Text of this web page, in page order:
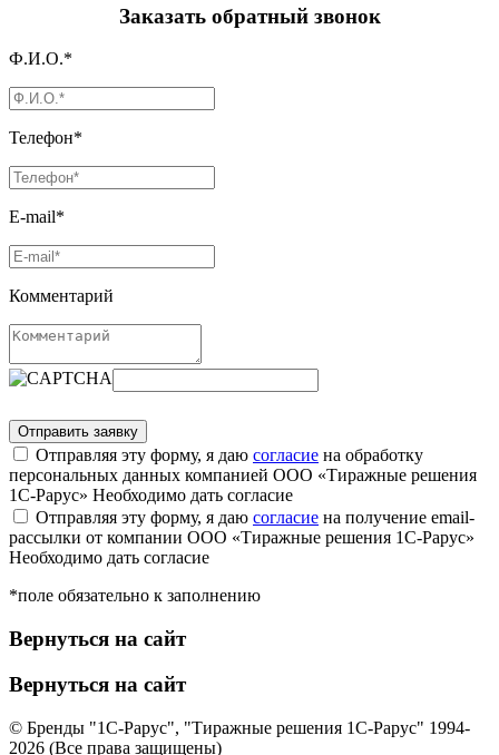
Заказать обратный звонок
Ф.И.О.*
Телефон*
E-mail*
Комментарий
Отправляя эту форму, я даю согласие на обработку
персональных данных компанией ООО «Тиражные решения
1С-Рарус» Необходимо дать согласие
Отправляя эту форму, я даю согласие на получение email-
рассылки от компании ООО «Тиражные решения 1С-Рарус»
Необходимо дать согласие
*поле обязательно к заполнению
Вернуться на сайт
Вернуться на сайт
© Бренды "1С-Рарус", "Тиражные решения 1С-Рарус" 1994-
2026 (Все права защищены)